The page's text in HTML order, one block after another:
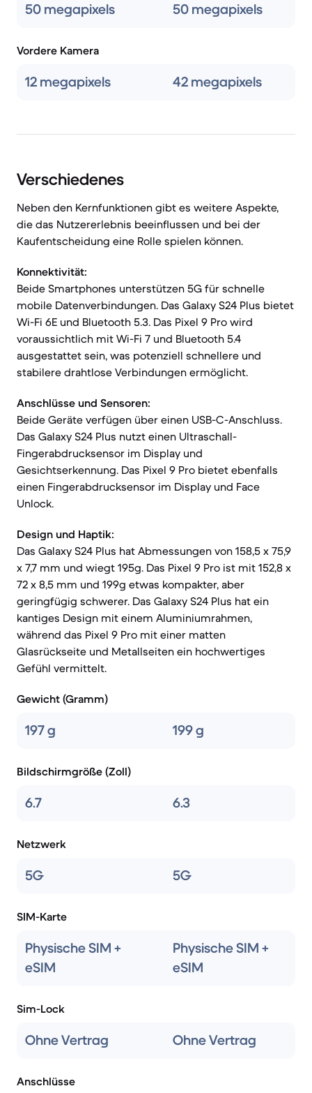
50 megapixels 50 megapixels
Vordere Kamera
12 megapixels 42 megapixels
Verschiedenes
Neben den Kernfunktionen gibt es weitere Aspekte,
die das Nutzererlebnis beeinflussen und bei der
Kaufentscheidung eine Rolle spielen können.
Konnektivität:
Beide Smartphones unterstützen 5G für schnelle
mobile Datenverbindungen. Das Galaxy S24 Plus bietet
Wi-Fi 6E und Bluetooth 5.3. Das Pixel 9 Pro wird
voraussichtlich mit Wi-Fi 7 und Bluetooth 5.4
ausgestattet sein, was potenziell schnellere und
stabilere drahtlose Verbindungen ermöglicht.
Anschlüsse und Sensoren:
Beide Geräte verfügen über einen USB-C-Anschluss.
Das Galaxy S24 Plus nutzt einen Ultraschall-
Fingerabdrucksensor im Display und
Gesichtserkennung. Das Pixel 9 Pro bietet ebenfalls
einen Fingerabdrucksensor im Display und Face
Unlock.
Design und Haptik:
Das Galaxy S24 Plus hat Abmessungen von 158,5 x 75,9
x 7,7 mm und wiegt 195g. Das Pixel 9 Pro ist mit 152,8 x
72 x 8,5 mm und 199g etwas kompakter, aber
geringfügig schwerer. Das Galaxy S24 Plus hat ein
kantiges Design mit einem Aluminiumrahmen,
während das Pixel 9 Pro mit einer matten
Glasrückseite und Metallseiten ein hochwertiges
Gefühl vermittelt.
Gewicht (Gramm)
197 g 199 g
Bildschirmgröße (Zoll)
6.7 6.3
Netzwerk
5G 5G
SIM-Karte
Physische SIM +
eSIM
Physische SIM +
eSIM
Sim-Lock
Ohne Vertrag Ohne Vertrag
Anschlüsse